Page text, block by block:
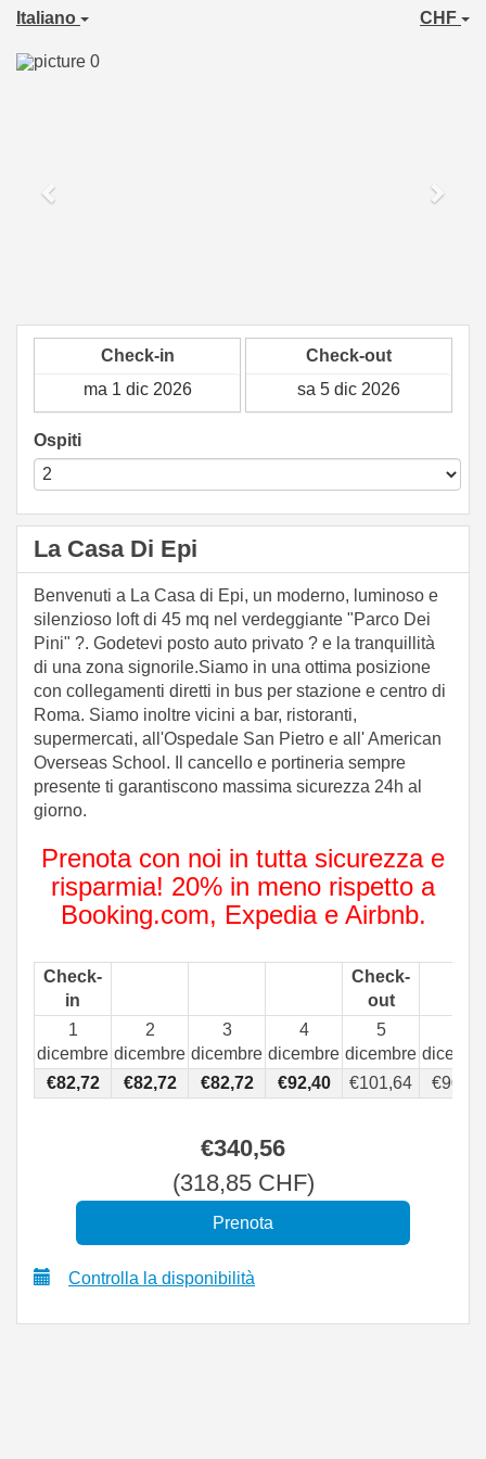
Italiano CHF
Previous
Check-in Check-out
Ospiti
La Casa Di Epi
Benvenuti a La Casa di Epi, un moderno, luminoso e
silenzioso loft di 45 mq nel verdeggiante "Parco Dei
Pini" ?. Godetevi posto auto privato ? e la tranquillità
di una zona signorile.Siamo in una ottima posizione
con collegamenti diretti in bus per stazione e centro di
Roma. Siamo inoltre vicini a bar, ristoranti,
supermercati, all'Ospedale San Pietro e all' American
Overseas School. Il cancello e portineria sempre
presente ti garantiscono massima sicurezza 24h al
giorno.
Prenota con noi in tutta sicurezza e
risparmia! 20% in meno rispetto a
Booking.com, Expedia e Airbnb.
Check-
in
Check-
out
1
dicembre
2
dicembre
3
dicembre
4
dicembre
5
dicembre
€82,72 €82,72 €82,72 €92,40 €101,64 €90
€340,56
(318,85CHF)
Controlla la disponibilità